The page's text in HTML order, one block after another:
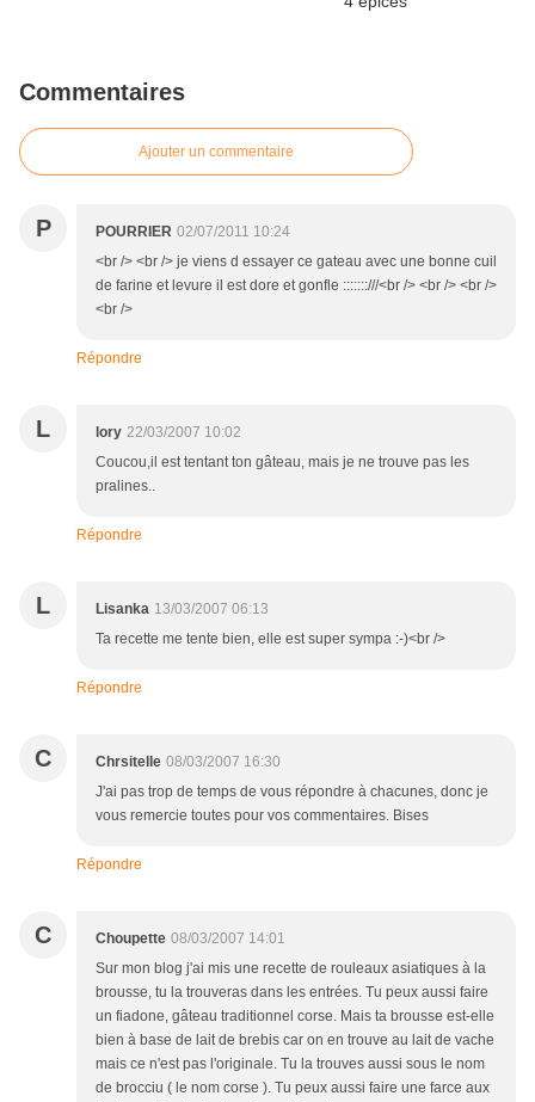
Commentaires
Ajouter un commentaire
P POURRIER 02/07/2011 10:24
<br /> <br /> je viens d essayer ce gateau avec une bonne cuil
de farine et levure il est dore et gonfle :::::::///<br /> <br /> <br />
<br />
Répondre
L lory 22/03/2007 10:02
Coucou,il est tentant ton gâteau, mais je ne trouve pas les
pralines..
Répondre
L Lisanka 13/03/2007 06:13
Ta recette me tente bien, elle est super sympa :-)<br />
Répondre
C Chrsitelle 08/03/2007 16:30
J'ai pas trop de temps de vous répondre à chacunes, donc je
vous remercie toutes pour vos commentaires. Bises
Répondre
C Choupette 08/03/2007 14:01
Sur mon blog j'ai mis une recette de rouleaux asiatiques à la
brousse, tu la trouveras dans les entrées. Tu peux aussi faire
un fiadone, gâteau traditionnel corse. Mais ta brousse est-elle
bien à base de lait de brebis car on en trouve au lait de vache
mais ce n'est pas l'originale. Tu la trouves aussi sous le nom
de brocciu ( le nom corse ). Tu peux aussi faire une farce aux